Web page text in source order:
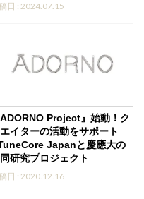
日 : 2024.07.15
ADORNO Project』始動！ク
エイターの活動をサポート
Japanと慶應大の
研究プロジェクト
日 : 2020.12.16